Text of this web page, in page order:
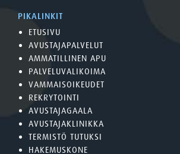
PIKALINKIT
ETUSIVU
AVUSTAJAPALVELUT
AMMATILLINEN APU
PALVELUVALIKOIMA
VAMMAISOIKEUDET
REKRYTOINTI
AVUSTAJAGAALA
AVUSTAJAKLINIKKA
TERMISTÖ TUTUKSI
HAKEMUSKONE